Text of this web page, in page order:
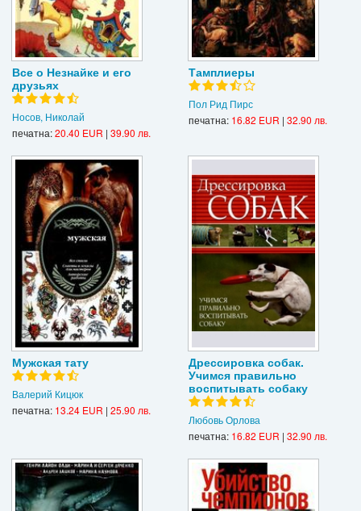
Вход
Регистрация
Все о Незнайке и его
друзьях
Носов, Николай
печатна:20.40 EUR | 39.90 лв.
Тамплиеры
Пол Рид Пирс
печатна: 16.82 EUR | 32.90 лв.
Мужская тату
Валерий Кицюк
печатна: 13.24 EUR | 25.90 лв.
Дрессировка собак.
Учимся правильно
воспитывать собаку
Любовь Орлова
печатна: 16.82 EUR | 32.90 лв.